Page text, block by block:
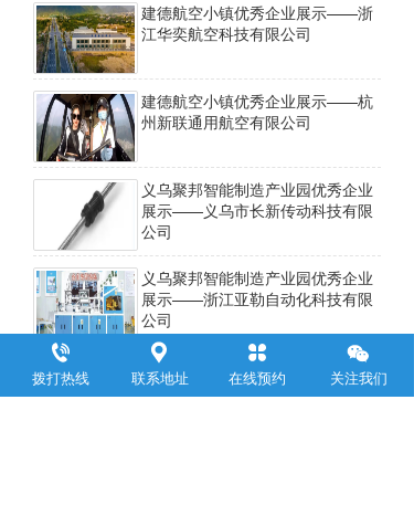
建德航空小镇优秀企业展示——浙
江华奕航空科技有限公司
建德航空小镇优秀企业展示——杭
州新联通用航空有限公司
义乌聚邦智能制造产业园优秀企业
展示——义乌市长新传动科技有限
公司
义乌聚邦智能制造产业园优秀企业
展示——浙江亚勒自动化科技有限
公司
义乌聚邦智能制造产业园优秀企业
展示——义乌市宝越激光科技有限
拨打热线 联系地址 在线预约 关注我们